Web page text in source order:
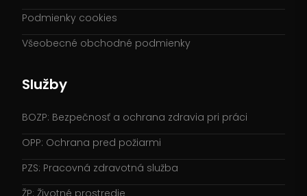
Podmienky cookies
Všeobecné obchodné podmienky
Služby
BOZP: Bezpečnosť a ochrana zdravia pri práci
OPP: Ochrana pred požiarmi
PZS: Pracovná zdravotná služba